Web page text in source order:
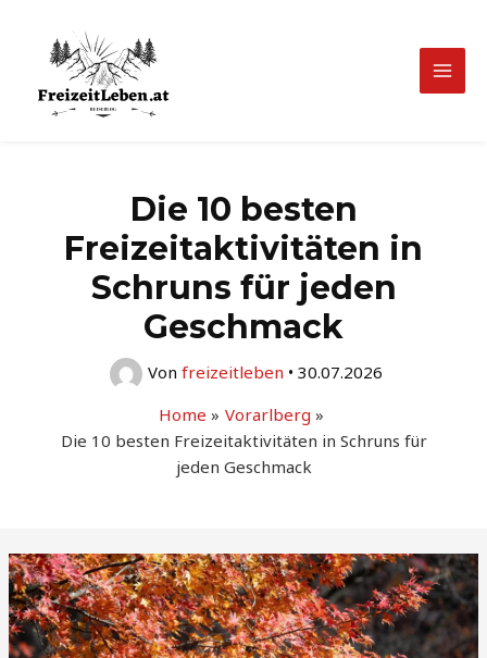
springen
Main
Die 10 besten
Freizeitaktivitäten in
Schruns für jeden
Geschmack
Von freizeitleben • 30.07.2026
Home
Vorarlberg
Die 10 besten Freizeitaktivitäten in Schruns für
jeden Geschmack